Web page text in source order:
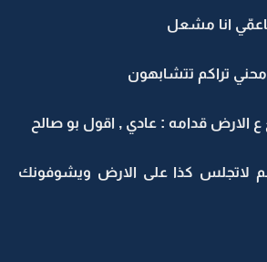
انا مشعل
تراكم تتشابهون
قدامه : عادي , اقول بو صالح
كذا على الارض ويشوفونك